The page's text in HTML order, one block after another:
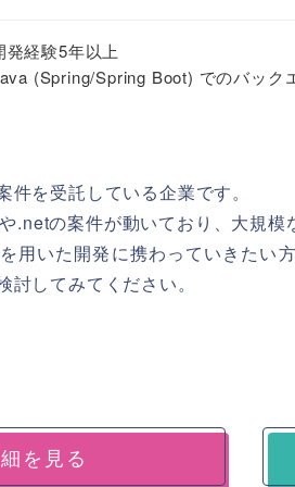
発経験5年以上
(Spring/Spring Boot) でのバック
件を受託している企業です。
.netの案件が動いており、大規模
用いた開発に携わっていきたい
討してみてください。
を見る